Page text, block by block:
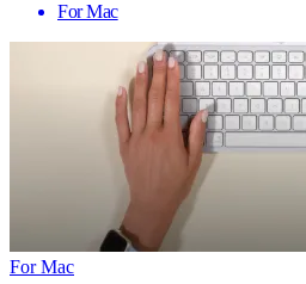
For Mac
For Mac